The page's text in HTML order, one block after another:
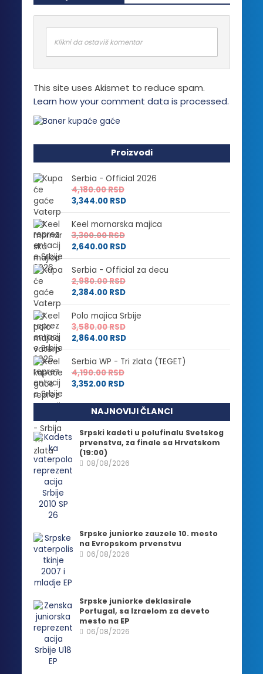
Opcije
mogu
biti
izabrane
na
stranici
Klikni da ostaviš komentar
This site uses Akismet to reduce spam.
Learn how your comment data is processed.
Proizvodi
Serbia - Official 2026
4,180.00RSD
3,344.00 RSD
Keel mornarska majica
3,300.00RSD
2,640.00 RSD
Serbia - Official za decu
2,980.00RSD
2,384.00 RSD
Polo majica Srbije
3,580.00RSD
2,864.00 RSD
Serbia WP - Tri zlata (TEGET)
4,190.00RSD
3,352.00 RSD
NAJNOVIJI ČLANCI
Srpski kadeti u polufinalu Svetskog
prvenstva, za finale sa Hrvatskom
(19:00)
08/08/2026
Srpske juniorke zauzele 10. mesto
na Evropskom prvenstvu
06/08/2026
Srpske juniorke deklasirale
Portugal, sa Izraelom za deveto
mesto na EP
06/08/2026